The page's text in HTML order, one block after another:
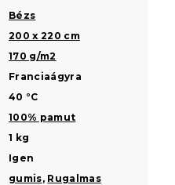
Bézs
200 x 220 cm
170 g/m2
Franciaágyra
40 °C
100% pamut
1 kg
Igen
gumis, Rugalmas